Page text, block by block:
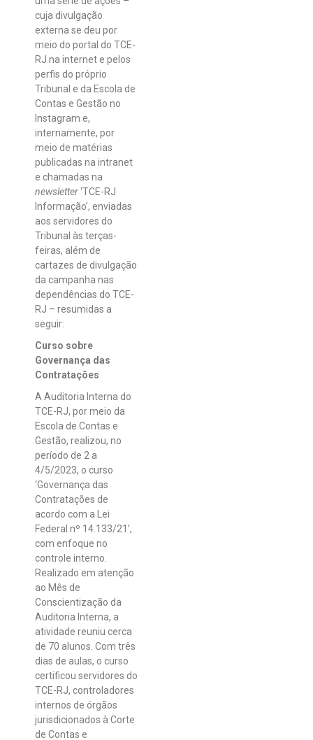
cuja divulgação
externa se deu por
meio do portal do TCE-
RJ na internet e pelos
perfis do próprio
Tribunal e da Escola de
Contas e Gestão no
Instagram e,
internamente, por
meio de matérias
publicadas na intranet
e chamadas na
newsletter‘TCE-RJ
Informação’, enviadas
aos servidores do
Tribunal às terças-
feiras, além de
cartazes de divulgação
da campanha nas
dependências do TCE-
RJ – resumidas a
seguir:
Curso sobre
Governança das
Contratações
A Auditoria Interna do
TCE-RJ, por meio da
Escola de Contas e
Gestão, realizou, no
período de 2 a
4/5/2023, o curso
‘Governança das
Contratações de
acordo com a Lei
Federal nº 14.133/21’,
com enfoque no
controle interno.
Realizado em atenção
ao Mês de
Conscientização da
Auditoria Interna, a
atividade reuniu cerca
de 70 alunos. Com três
dias de aulas, o curso
certificou servidores do
TCE-RJ, controladores
internos de órgãos
jurisdicionados à Corte
de Contas e